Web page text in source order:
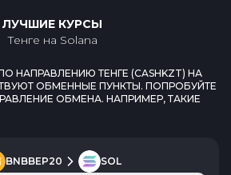
ЛУЧШИЕ КУРСЫ
Тенге на Solana
НАПРАВЛЕНИЮ ТЕНГЕ (CASHKZT) НА
ОБМЕННЫЕ ПУНКТЫ. ПОПРОБУЙТЕ
ОБМЕНА. НАПРИМЕР, ТАКИЕ
BNBBEP20 SOL